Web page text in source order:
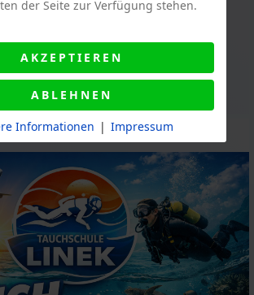
Trainer machen, der 1:1 für Dich
steht?
TRAINING
der Seite zur Verfügung stehen.
AKZEPTIEREN
ABLEHNEN
Informationen | Impressum